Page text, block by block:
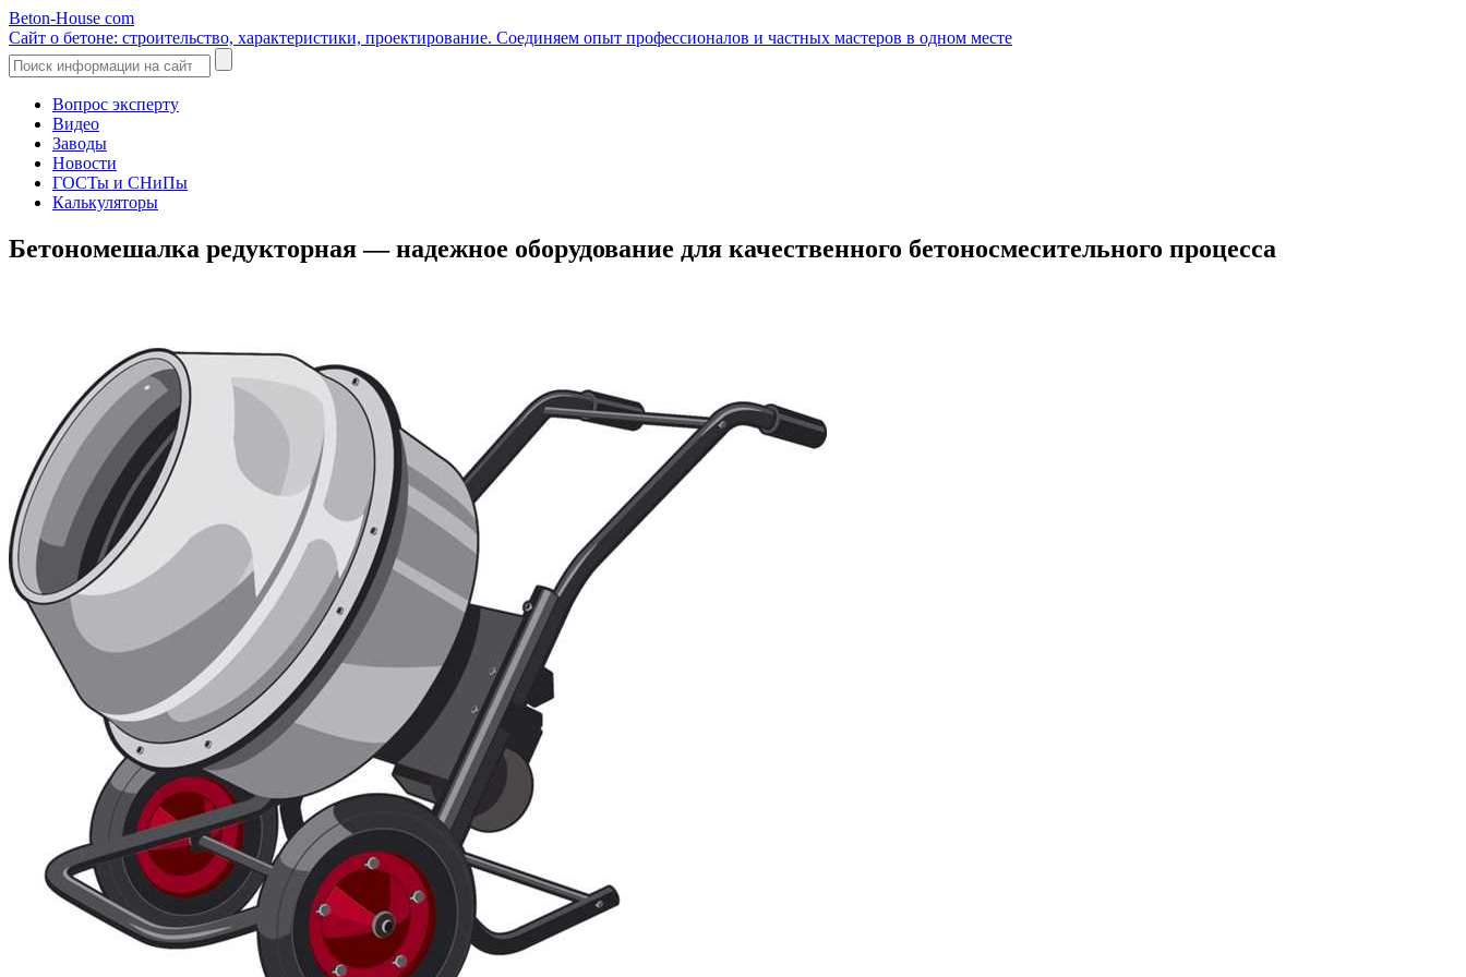
Beton-House com
Сайт о бетоне: строительство, характеристики, проектирование. Соединяем опыт профессионалов и частных мастеров в одном месте
Вопрос эксперту
Видео
Заводы
Новости
ГОСТы и СНиПы
Калькуляторы
Бетономешалка редукторная — надежное оборудование для качественного бетоносмесительного процесса